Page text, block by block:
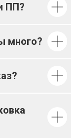
ПП?
много?